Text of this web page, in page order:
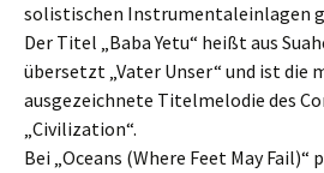
solistischen Instrumentaleinlagen
Der Titel „Baba Yetu“ heißt aus
übersetzt „Vater Unser“ und ist die
ausgezeichnete Titelmelodie des
„Civilization“.
Bei „Oceans (Where Feet May